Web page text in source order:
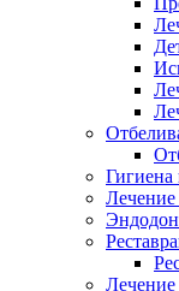
Гигиена
Лечение
Лечение